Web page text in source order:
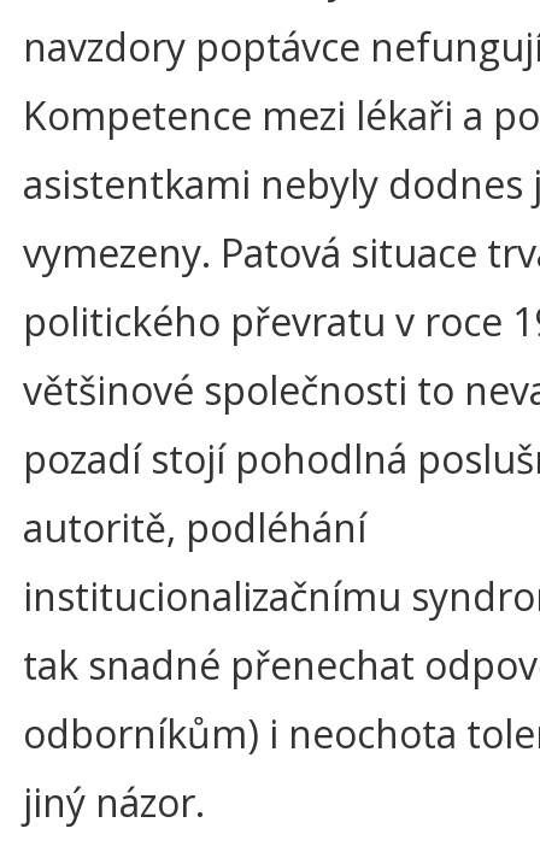
navzdory poptávce
Kompetence mezi lékaři a
asistentkami nebyly dodnes
vymezeny. Patová situace
politického převratu v roce
většinové společnosti to
pozadí stojí pohodlná
autoritě, podléhání
institucionalizačnímu
tak snadné přenechat
odborníkům) i neochota
jiný názor.